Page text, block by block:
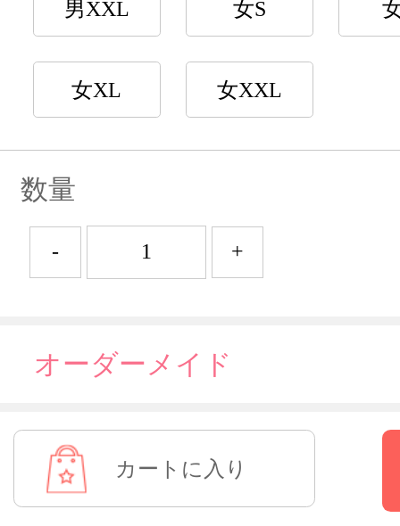
男XXL 女S
女XL 女XXL
数量
- +
オーダーメイド